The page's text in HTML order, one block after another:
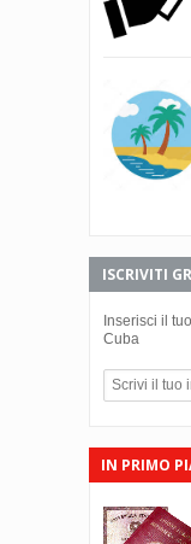
ISCRIVITI
Inserisci il
Cuba
IN PRIMO